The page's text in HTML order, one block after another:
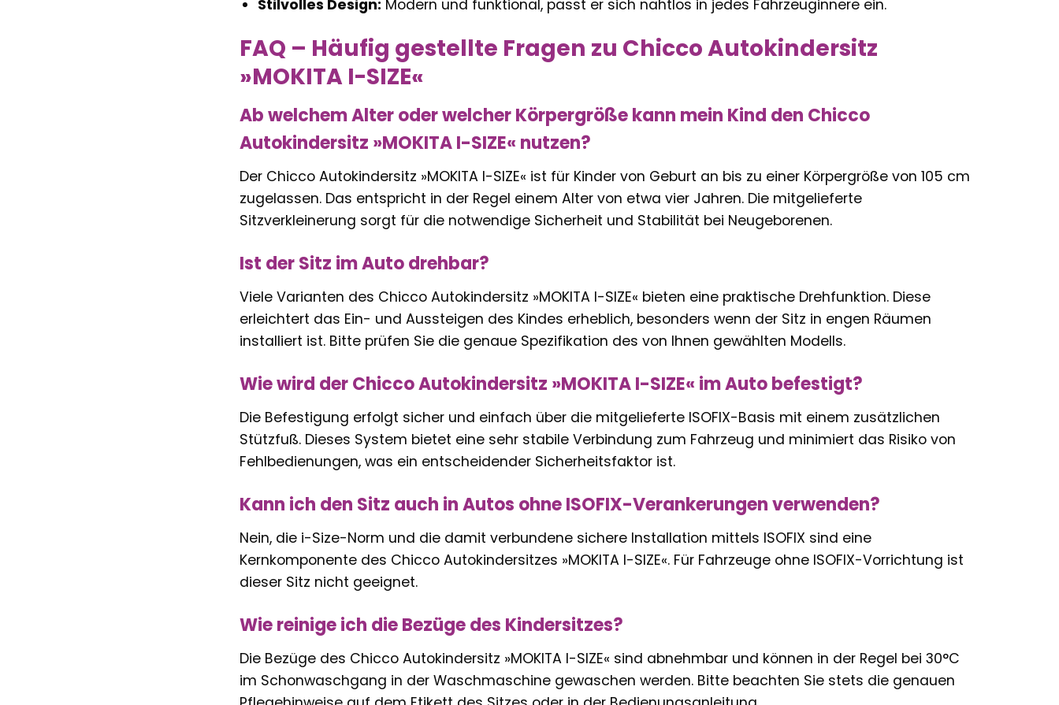
Stilvolles Design: Modern und funktional, passt er sich nahtlos in jedes Fahrzeuginnere ein.
FAQ – Häufig gestellte Fragen zu Chicco Autokindersitz
»MOKITA I-SIZE«
Ab welchem Alter oder welcher Körpergröße kann mein Kind den Chicco
Autokindersitz »MOKITA I-SIZE« nutzen?
Der Chicco Autokindersitz »MOKITA I-SIZE« ist für Kinder von Geburt an bis zu einer Körpergröße von 105 cm
zugelassen. Das entspricht in der Regel einem Alter von etwa vier Jahren. Die mitgelieferte
Sitzverkleinerung sorgt für die notwendige Sicherheit und Stabilität bei Neugeborenen.
Ist der Sitz im Auto drehbar?
Viele Varianten des Chicco Autokindersitz »MOKITA I-SIZE« bieten eine praktische Drehfunktion. Diese
erleichtert das Ein- und Aussteigen des Kindes erheblich, besonders wenn der Sitz in engen Räumen
installiert ist. Bitte prüfen Sie die genaue Spezifikation des von Ihnen gewählten Modells.
Wie wird der Chicco Autokindersitz »MOKITA I-SIZE« im Auto befestigt?
Die Befestigung erfolgt sicher und einfach über die mitgelieferte ISOFIX-Basis mit einem zusätzlichen
Stützfuß. Dieses System bietet eine sehr stabile Verbindung zum Fahrzeug und minimiert das Risiko von
Fehlbedienungen, was ein entscheidender Sicherheitsfaktor ist.
Kann ich den Sitz auch in Autos ohne ISOFIX-Verankerungen verwenden?
Nein, die i-Size-Norm und die damit verbundene sichere Installation mittels ISOFIX sind eine
Kernkomponente des Chicco Autokindersitzes »MOKITA I-SIZE«. Für Fahrzeuge ohne ISOFIX-Vorrichtung ist
dieser Sitz nicht geeignet.
Wie reinige ich die Bezüge des Kindersitzes?
Die Bezüge des Chicco Autokindersitz »MOKITA I-SIZE« sind abnehmbar und können in der Regel bei 30°C
im Schonwaschgang in der Waschmaschine gewaschen werden. Bitte beachten Sie stets die genauen